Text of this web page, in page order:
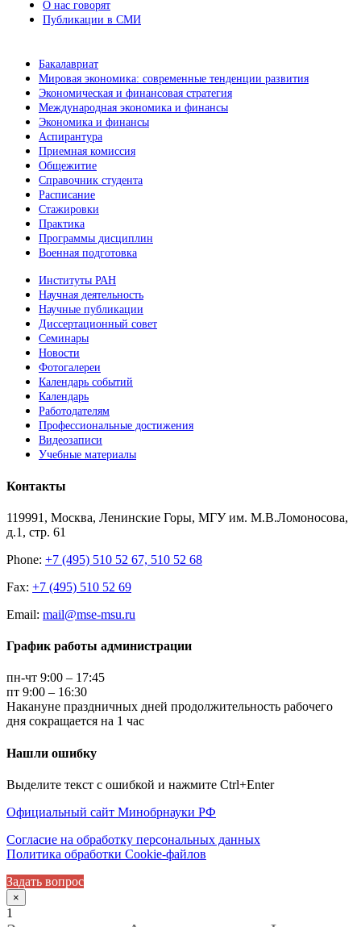
О нас говорят
Публикации в СМИ
Бакалавриат
Мировая экономика: современные тенденции развития
Экономическая и финансовая стратегия
Международная экономика и финансы
Экономика и финансы
Аспирантура
Приемная комиссия
Общежитие
Справочник студента
Расписание
Стажировки
Практика
Программы дисциплин
Военная подготовка
Институты РАН
Научная деятельность
Научные публикации
Диссертационный совет
Семинары
Новости
Фотогалереи
Календарь событий
Календарь
Работодателям
Профессиональные достижения
Видеозаписи
Учебные материалы
Контакты
119991, Москва, Ленинские Горы, МГУ им. М.В.Ломоносова,
д.1, стр. 61
Phone: +7 (495) 510 52 67, 510 52 68
Fax: +7 (495) 510 52 69
Email: mail@mse-msu.ru
График работы администрации
пн-чт 9:00 – 17:45
пт 9:00 – 16:30
Накануне праздничных дней продолжительность рабочего
дня сокращается на 1 час
Нашли ошибку
Выделите текст с ошибкой и нажмите Ctrl+Enter
Официальный сайт Минобрнауки РФ
Согласие на обработку персональных данных
Политика обработки Cookie-файлов
Задать вопрос
×
1